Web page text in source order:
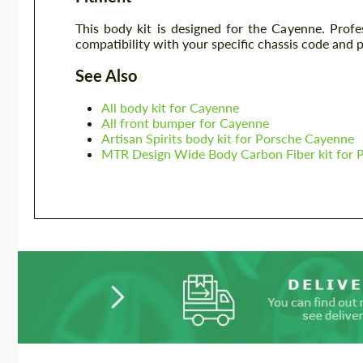
This body kit is designed for the Cayenne.
compatibility with your specific chassis code and
See Also
All body kit for Cayenne
All front bumper for Cayenne
Artisan Spirits body kit for Porsche Cayenne
MTR Design Wide Body Carbon Fiber kit for